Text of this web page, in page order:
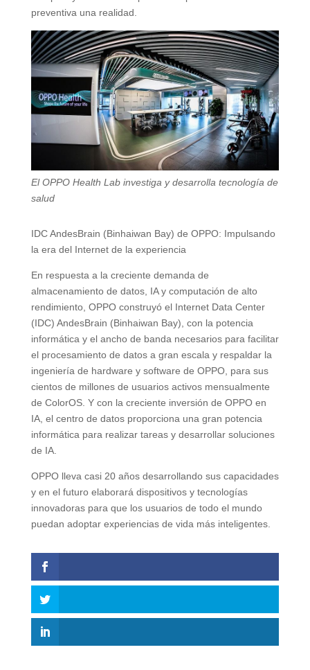
preventiva una realidad.
El OPPO Health Lab investiga y desarrolla tecnología de
salud
IDC AndesBrain (Binhaiwan Bay) de OPPO: Impulsando
la era del Internet de la experiencia
En respuesta a la creciente demanda de
almacenamiento de datos, IA y computación de alto
rendimiento, OPPO construyó el Internet Data Center
(IDC) AndesBrain (Binhaiwan Bay), con la potencia
informática y el ancho de banda necesarios para facilitar
el procesamiento de datos a gran escala y respaldar la
ingeniería de hardware y software de OPPO, para sus
cientos de millones de usuarios activos mensualmente
de ColorOS. Y con la creciente inversión de OPPO en
IA, el centro de datos proporciona una gran potencia
informática para realizar tareas y desarrollar soluciones
de IA.
OPPO lleva casi 20 años desarrollando sus capacidades
y en el futuro elaborará dispositivos y tecnologías
innovadoras para que los usuarios de todo el mundo
puedan adoptar experiencias de vida más inteligentes.